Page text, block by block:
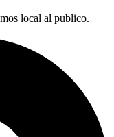
local al publico.